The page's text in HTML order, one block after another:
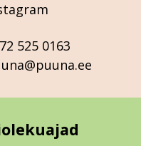
525 0163